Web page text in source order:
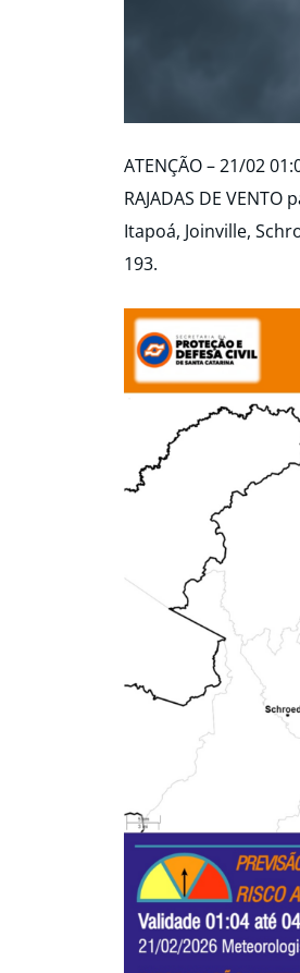
ATENÇÃO – 21/02
RAJADAS DE
Itapoá, Joinville,
193.